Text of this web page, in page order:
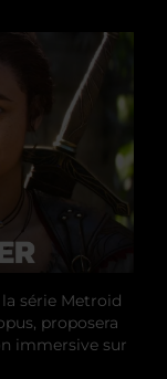
série Metroid
proposera
immersive sur